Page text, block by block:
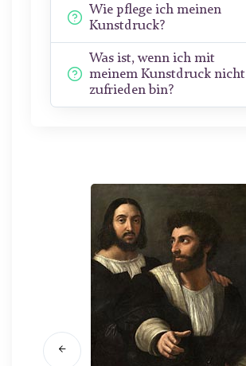
Wie pflege ich meinen
Kunstdruck?
Was ist, wenn ich mit
meinem Kunstdruck nicht
zufrieden bin?